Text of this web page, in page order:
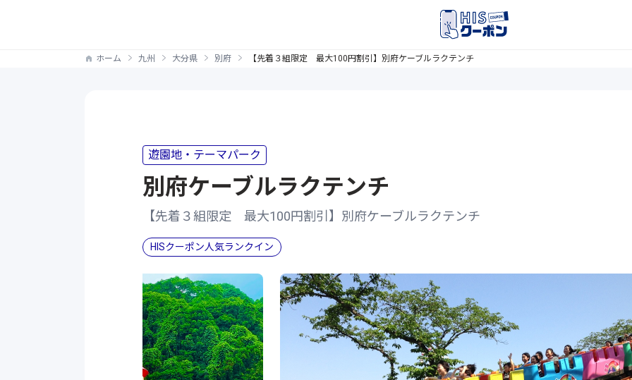
ホーム 九州 大分県 別府 【先着３組限定 最大100円割引】別府ケーブルラクテンチ
遊園地・テーマパーク
別府ケーブルラクテンチ
【先着３組限定 最大100円割引】別府ケーブルラクテンチ
HISクーポン人気ランクイン